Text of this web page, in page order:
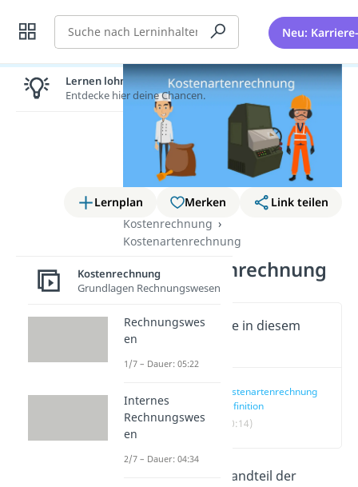
Suche Neu:
Lernplan Merken
Link teilen
Kostenrechnung
Kostenartenrechnung
Kostenartenrechnung
Wichtige Inhalte in diesem
Kostenartenrechnung
Definition
(00:14)
Ein wichtiger Bestandteil der
Lernen lohnt sich!
Entdecke hier deine Chancen.
Kostenrechnung
Grundlagen Rechnungswesen
Rechnungswes
en
1/7 – Dauer: 05:22
Internes
Rechnungswes
en
2/7 – Dauer: 04:34